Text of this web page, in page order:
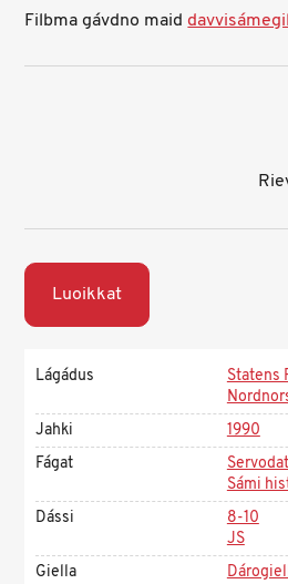
Filbma gávdno maid
Luoikkat
Lágádus
Statens
Jahki
1990
Fágat
Sámi
Dássi
8-10
JS
Giella